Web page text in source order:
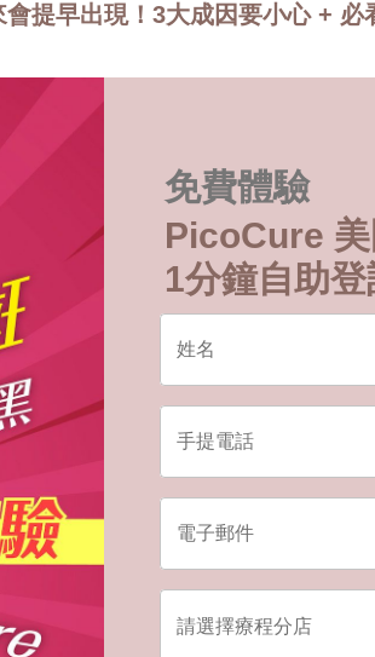
提早出現！3大成因要小心 + 必
免費體驗
PicoCure
1分鐘自助